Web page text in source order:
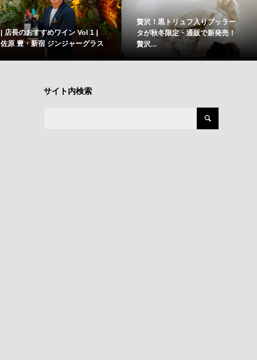
| 店長のおすすめワイン Vol 1 |
佐原 豊・新宿 ジンジャーグラス
贅沢！黒トリュフ入りブッラー
タが秋冬限定・通販で新発売！
贅沢...
サイト内検索